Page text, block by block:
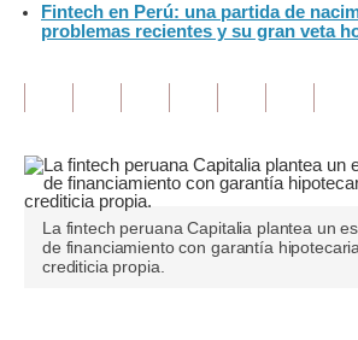
Finanzas Personales
Inmobiliarias
Opinión
Editorial
Pregunta de hoy
Fintech en Perú: una partida de
problemas recientes y su gran veta
La fintech peruana Capitalia plantea un
de financiamiento con garantía
crediticia propia.